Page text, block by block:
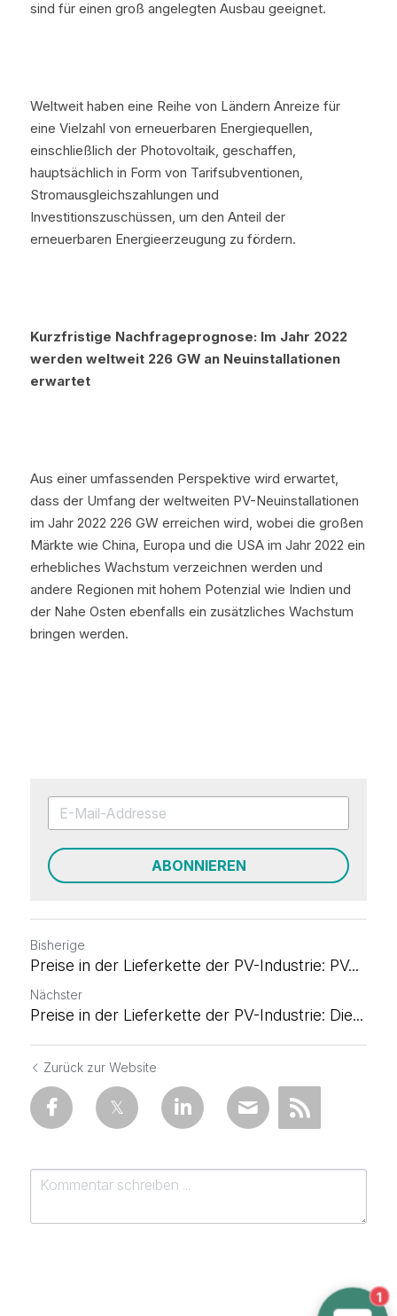
sind für einen groß angelegten Ausbau geeignet.
Weltweit haben eine Reihe von Ländern Anreize für
eine Vielzahl von erneuerbaren Energiequellen,
einschließlich der Photovoltaik, geschaffen,
hauptsächlich in Form von Tarifsubventionen,
Stromausgleichszahlungen und
Investitionszuschüssen, um den Anteil der
erneuerbaren Energieerzeugung zu fördern.
Kurzfristige Nachfrageprognose: Im Jahr 2022
werden weltweit 226 GW an Neuinstallationen
erwartet
Aus einer umfassenden Perspektive wird erwartet,
dass der Umfang der weltweiten PV-Neuinstallationen
im Jahr 2022 226 GW erreichen wird, wobei die großen
Märkte wie China, Europa und die USA im Jahr 2022 ein
erhebliches Wachstum verzeichnen werden und
andere Regionen mit hohem Potenzial wie Indien und
der Nahe Osten ebenfalls ein zusätzliches Wachstum
bringen werden.
ABONNIEREN
Bisherige
Preise in der Lieferkette der PV-Industrie: PV...
Nächster
Preise in der Lieferkette der PV-Industrie: Die...
Zurück zur Website
1